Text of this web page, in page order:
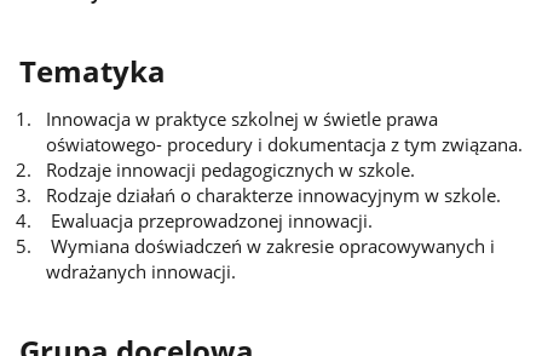
Tematyka
Innowacja w praktyce szkolnej w świetle prawa
oświatowego- procedury i dokumentacja z tym związana.
Rodzaje innowacji pedagogicznych w szkole.
Rodzaje działań o charakterze innowacyjnym w szkole.
Ewaluacja przeprowadzonej innowacji.
Wymiana doświadczeń w zakresie opracowywanych i
wdrażanych innowacji.